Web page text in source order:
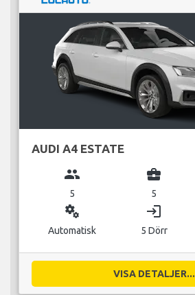
AUDI A4 ESTATE
group
5
business_center
5
miscellaneous_services
Automatisk
login
5 Dörr
VISA DETALJER...